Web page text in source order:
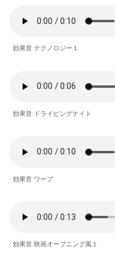
効果音 テクノロジー１
効果音 ドライビングナイト
効果音 ワープ
効果音 映画オープニング風１